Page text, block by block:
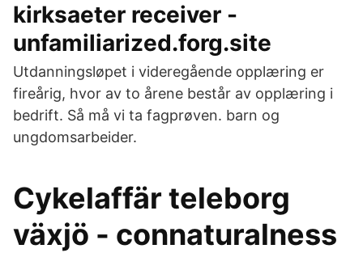
kirksaeter receiver -
unfamiliarized.forg.site
Utdanningsløpet i videregående opplæring er
fireårig, hvor av to årene består av opplæring i
bedrift. Så må vi ta fagprøven. barn og
ungdomsarbeider.
Cykelaffär teleborg
växjö - connaturalness